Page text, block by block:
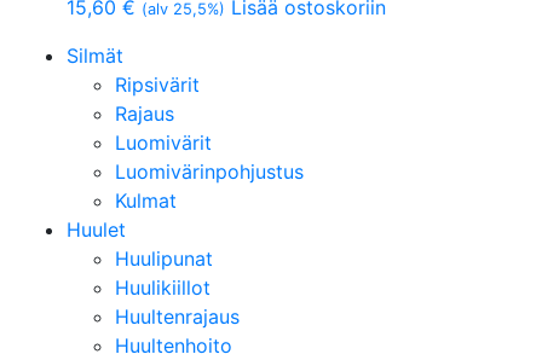
15,60 € (alv 25,5%) Lisää ostoskoriin
Silmät
Ripsivärit
Rajaus
Luomivärit
Luomivärinpohjustus
Kulmat
Huulet
Huulipunat
Huulikiillot
Huultenrajaus
Huultenhoito